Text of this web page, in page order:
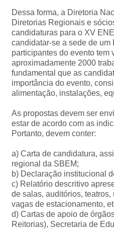
Dessa forma, a Diretoria
Diretorias Regionais e
candidaturas para o XV
candidatar-se a sede de
participantes do evento tem
aproximadamente 2000
fundamental que as
importância do evento,
alimentação, instalações,
As propostas devem ser
estar de acordo com as
Portanto, devem conter:
a) Carta de candidatura,
regional da SBEM;
b) Declaração institucional
c) Relatório descritivo
de salas, auditórios,
vagas de estacionamento,
d) Cartas de apoio de
Reitorias), Secretaria de